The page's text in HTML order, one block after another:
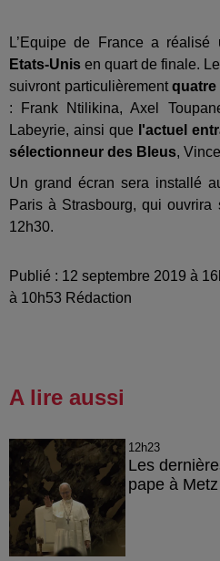
L’Equipe de France a réalisé
Etats-Unis en quart de finale.
suivront particulièrementquatre
: Frank Ntilikina, Axel
Labeyrie, ainsi que l'actuel
sélectionneur des Bleus,
Un grand écran sera installé
Paris à Strasbourg, qui
12h30.
Publié : 12 septembre 2019 à
à 10h53 Rédaction
A lire aussi
12h23
Les
pape à